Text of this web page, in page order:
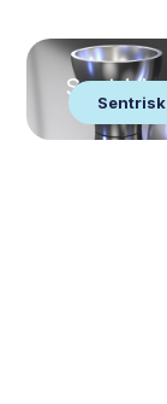
Sentrisk